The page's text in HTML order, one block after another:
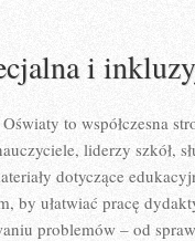
i
to współczesna
liderzy szkół,
dotyczące
by ułatwiać pracę
problemów – od